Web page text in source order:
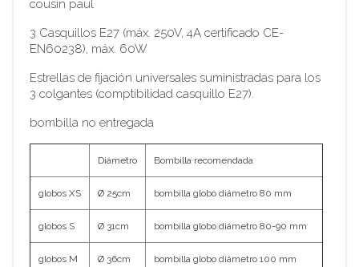
cousin paul
3 Casquillos E27 (máx. 250V, 4A certificado CE-
EN60238), máx. 60W
Estrellas de fijación universales suministradas para los
3 colgantes (comptibilidad casquillo E27).
bombilla no entregada
Diámetro Bombilla recomendada
globos XS Ø 25cm bombilla globo diámetro 80 mm
globos S Ø 31cm bombilla globo diámetro 80-90 mm
globos M Ø 36cm bombilla globo diámetro 100 mm